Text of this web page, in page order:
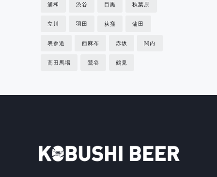
浦和 渋谷 目黒 秋葉原
立川 羽田 荻窪 蒲田
表参道 西麻布 赤坂 関内
高田馬場 鶯谷 鶴見